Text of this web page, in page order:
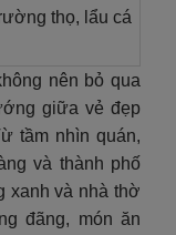
thọ, lẩu cá
nên bỏ qua
giữa vẻ đẹp
tầm nhìn quán,
và thành phố
xanh và nhà thờ
đãng, món ăn